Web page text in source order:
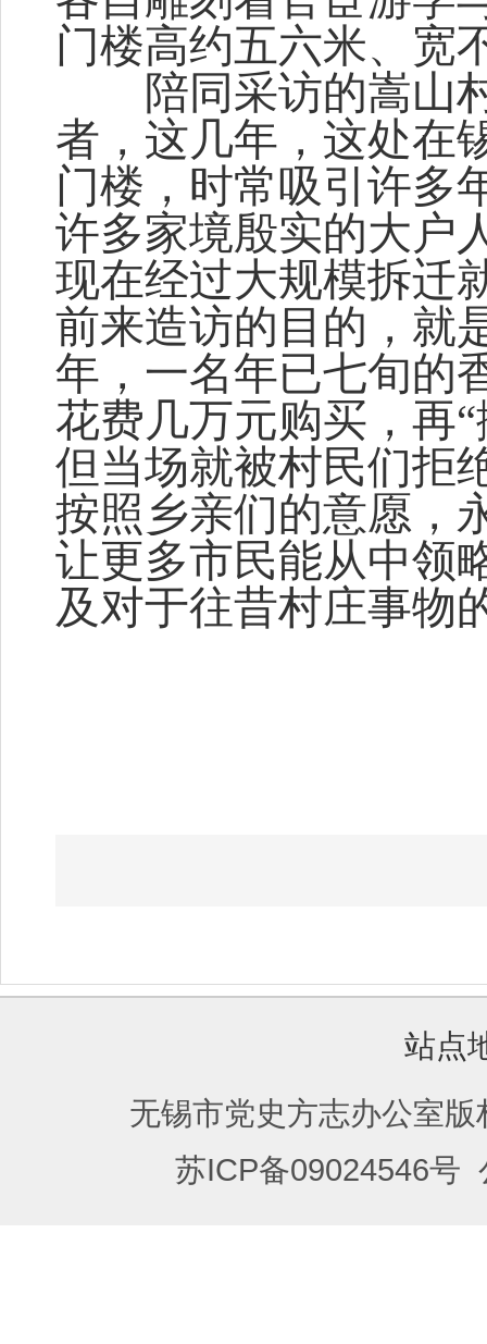
门楼高约五六米、宽
陪同采访的嵩山村
者，这几年，这处在
门楼，时常吸引许多
许多家境殷实的大户
现在经过大规模拆迁
前来造访的目的，就
年，一名年已七旬的
花费几万元购买，再
但当场就被村民们拒
按照乡亲们的意愿，
让更多市民能从中领
及对于往昔村庄事物
站点
无锡市党史方志办公室
苏ICP备09024546号